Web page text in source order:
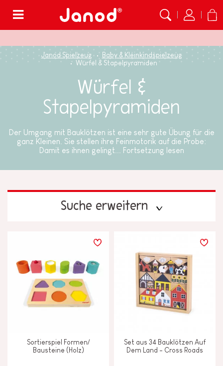
Janod Spielzeug
Baby & Kleinkindspielzeug
Würfel & Stapelpyramiden
Würfel &
Stapelpyramiden
Der Umgang mit Bauklötzen ist eine sehr gute Übung für die
ganz Kleinen. Sie stellen ihre Feinmotorik auf die Probe:
Damit es ihnen gelingt...
Fortsetzung lesen
Suche erweitern
LERNEFFEKTE
Anfassen, sehen und hören
Ausdenken, erfinden und erschaffen
Bauen und entwerfen
Sortierspiel Formen/
Bausteine (Holz)
Set aus 34 Bauklötzen Auf
Dem Land - Cross Roads